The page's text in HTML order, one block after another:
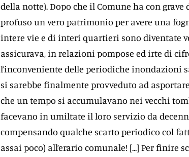
della notte). Dopo che il Comune ha con
profuso un vero patrimonio per avere una
intere vie e di interi quartieri sono diventate
assicurava, in relazioni pompose ed irte di
l’inconveniente delle periodiche inondazioni
si sarebbe finalmente provveduto ad
che un tempo si accumulavano nei vecchi
facevano in umiltate il loro servizio da
compensando qualche scarto periodico col
assai poco) all’erario comunale! [...] Per